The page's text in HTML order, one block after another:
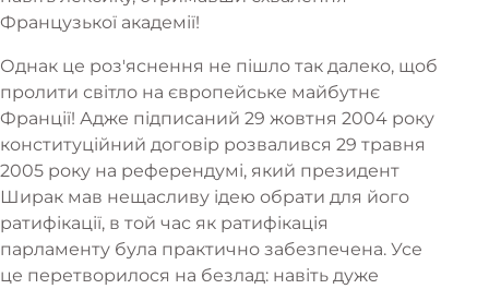
Французької академії!
Однак це роз'яснення не пішло так далеко, щоб
пролити світло на європейське майбутнє
Франції! Адже підписаний 29 жовтня 2004 року
конституційний договір розвалився 29 травня
2005 року на референдумі, який президент
Ширак мав нещасливу ідею обрати для його
ратифікації, в той час як ратифікація
парламенту була практично забезпечена. Усе
це перетворилося на безлад: навіть дуже